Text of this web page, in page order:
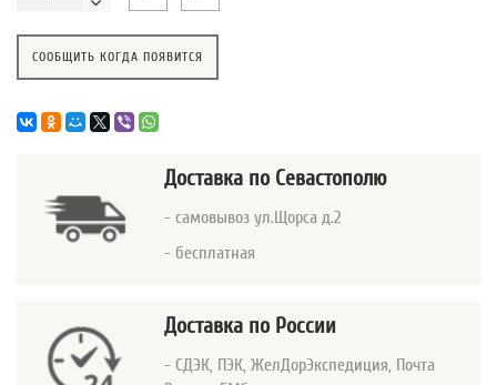
СООБЩИТЬ КОГДА ПОЯВИТСЯ
Доставка по Севастополю
- самовывоз ул.Щорса д.2
- бесплатная
Доставка по России
- СДЭК, ПЭК, ЖелДорЭкспедиция, Почта